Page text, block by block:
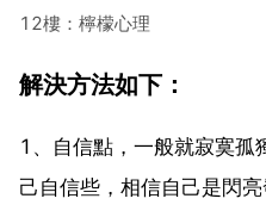
12樓：檸檬心理
解決方法如下：
1、自信點，一般就寂寞孤
己自信些，相信自己是閃亮